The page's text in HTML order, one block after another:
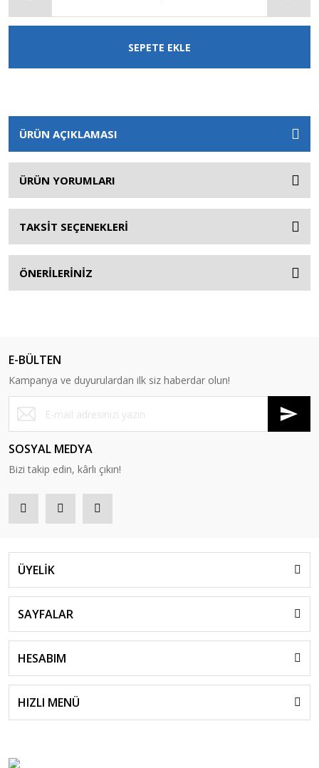
SEPETE EKLE
ÜRÜN AÇIKLAMASI
ÜRÜN YORUMLARI
TAKSİT SEÇENEKLERİ
ÖNERİLERİNİZ
E-BÜLTEN
Kampanya ve duyurulardan ilk siz haberdar olun!
SOSYAL MEDYA
Bizi takip edin, kârlı çıkın!
ÜYELİK
SAYFALAR
HESABIM
HIZLI MENÜ